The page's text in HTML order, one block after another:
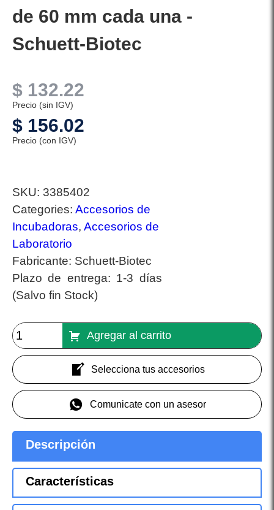
de 60 mm cada una -
Schuett-Biotec
$ 132.22
Precio (sin IGV)
$ 156.02
Precio (con IGV)
SKU: 3385402
Categories: Accesorios de
Incubadoras, Accesorios de
Laboratorio
Fabricante: Schuett-Biotec
Plazo de entrega: 1-3 días
(Salvo fin Stock)
Agregar al carrito
Selecciona tus accesorios
Comunicate con un asesor
Descripción
Características